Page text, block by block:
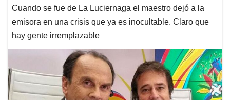
Cuando se fue de La Luciernaga el maestro dejó a la
emisora en una crisis que ya es inocultable. Claro que
hay gente irremplazable